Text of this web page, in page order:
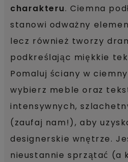
charakteru. Ciemna
stanowi odważny
lecz również tworzy
podkreślając miękkie
Pomaluj ściany w
wybierz meble oraz
intensywnych,
(zaufaj nam!), aby
designerskie wnętrze.
nieustannie sprzątać (a